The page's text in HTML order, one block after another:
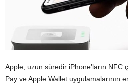
Apple, uzun süredir iPhone’ların NFC
Pay ve Apple Wallet uygulamalarının